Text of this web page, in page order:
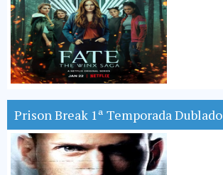
Prison Break 1ª Temporada Dublado